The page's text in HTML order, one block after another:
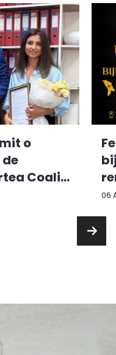
o
Coali...
06
...